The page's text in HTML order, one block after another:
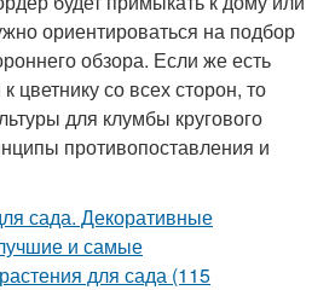
ориентироваться на подбор
обзора. Если же есть
цветнику со всех сторон, то
для клумбы кругового
противопоставления и